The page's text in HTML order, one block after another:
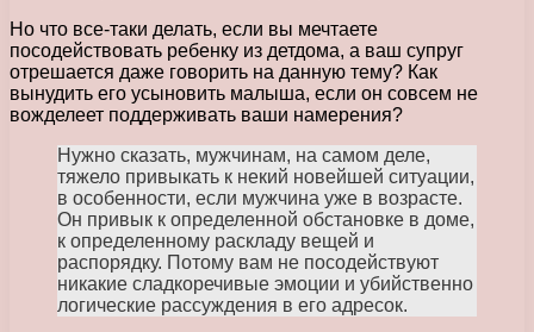
Но что все-таки делать, если вы мечтаете
посодействовать ребенку из детдома, а ваш супруг
отрешается даже говорить на данную тему? Как
вынудить его усыновить малыша, если он совсем не
вожделеет поддерживать ваши намерения?
Нужно сказать, мужчинам, на самом деле,
тяжело привыкать к некий новейшей ситуации,
в особенности, если мужчина уже в возрасте.
Он привык к определенной обстановке в доме,
к определенному раскладу вещей и
распорядку. Потому вам не посодействуют
никакие сладкоречивые эмоции и убийственно
логические рассуждения в его адресок.